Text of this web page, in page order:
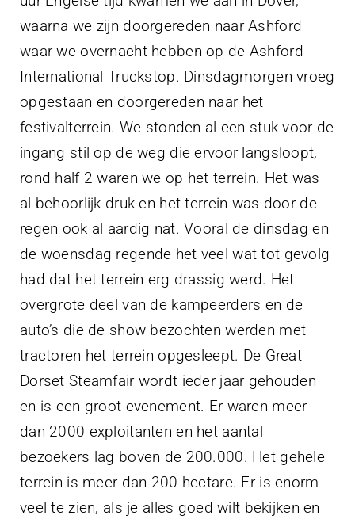
waarna we zijn doorgereden naar Ashford
waar we overnacht hebben op de Ashford
International Truckstop. Dinsdagmorgen vroeg
opgestaan en doorgereden naar het
festivalterrein. We stonden al een stuk voor de
ingang stil op de weg die ervoor langsloopt,
rond half 2 waren we op het terrein. Het was
al behoorlijk druk en het terrein was door de
regen ook al aardig nat. Vooral de dinsdag en
de woensdag regende het veel wat tot gevolg
had dat het terrein erg drassig werd. Het
overgrote deel van de kampeerders en de
auto’s die de show bezochten werden met
tractoren het terrein opgesleept. De Great
Dorset Steamfair wordt ieder jaar gehouden
en is een groot evenement. Er waren meer
dan 2000 exploitanten en het aantal
bezoekers lag boven de 200.000. Het gehele
terrein is meer dan 200 hectare. Er is enorm
veel te zien, als je alles goed wilt bekijken en